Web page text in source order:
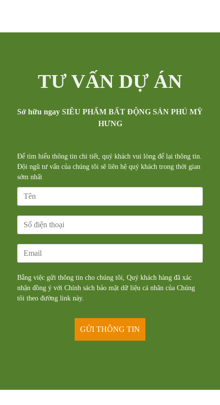
TƯ VẤN DỰ ÁN
Sở hữu ngay SIÊU PHẨM BẤT ĐỘNG SẢN PHÚ MỸ
HƯNG
Để tìm hiểu thông tin chi tiết, quý khách vui lòng để lại thông tin.
Đội ngũ tư vấn của chúng tôi sẽ liên hệ quý khách trong thời gian
sớm nhất
Bằng việc gửi thông tin cho chúng tôi, Quý khách hàng đã xác
nhận đồng ý với Chính sách bảo mật dữ liệu cá nhân của Chúng
tôi theo đường link này.